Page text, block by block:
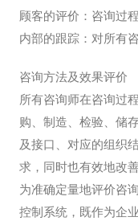
顾客的评价：咨询过
内部的跟踪：对所有
咨询方法及效果评价
所有咨询师在咨询过
购、制造、检验、储
及接口、对应的组织
求，同时也有效地改
为准确定量地评价咨
控制系统，既作为企